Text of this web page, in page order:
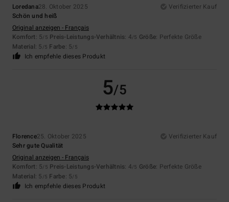
Loredana28. Oktober 2025
Verifizierter Kauf
Schön und heiß
Original anzeigen - Français
Komfort: 5/5 Preis-Leistungs-Verhältnis: 4/5 Größe: Perfekte Größe
Material: 5 /5 Farbe: 5/5
Ich empfehle dieses Produkt
5/5
Florence25. Oktober 2025
Verifizierter Kauf
Sehr gute Qualität
Original anzeigen - Français
Komfort: 5/5 Preis-Leistungs-Verhältnis: 4/5 Größe: Perfekte Größe
Material: 5 /5 Farbe: 5/5
Ich empfehle dieses Produkt